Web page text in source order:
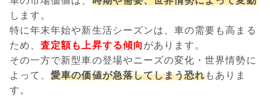
します。
特に年末年始や新生活シーズンは、車の需要も高まる
ため、査定額も上昇する傾向 があります。
その一方で新型車の登場やニーズの変化・世界情勢に
よって、愛車の価値が急落してしまう恐れもありま
す。